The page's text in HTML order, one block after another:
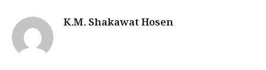
K.M. Shakawat Hosen